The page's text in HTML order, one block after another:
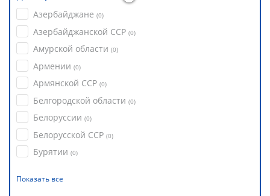
Азербайджане (0)
Азербайджанской ССР (0)
Амурской области (0)
Армении (0)
Армянской ССР (0)
Белгородской области (0)
Белоруссии (0)
Белорусской ССР (0)
Бурятии (0)
Показать все